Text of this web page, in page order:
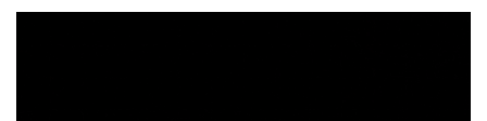
relató que los hechos ocurrieron cerca de las 11:30 horas en el